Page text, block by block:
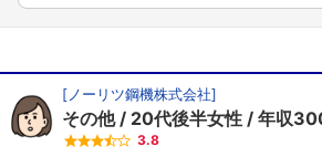
[ ノーリツ鋼機株式会社]
その他 20代後半女性 年収
3.8